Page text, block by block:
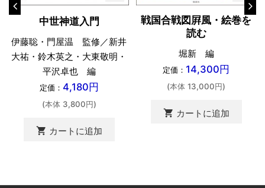
中世神道入門
伊藤聡・門屋温 監修／新井
大祐・鈴木英之・大東敬明・
平沢卓也 編
定価： 4,180円
(本体 3,800円)
shopping_cart カートに追加
戦国合戦図屛風・絵巻を
読む
堀新 編
定価： 14,300円
(本体 13,000円)
shopping_cart カートに追加